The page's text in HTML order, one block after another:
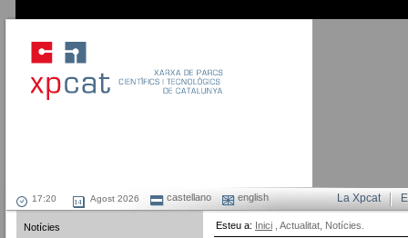
Agost 2026 castellano english La Xpcat
Notícies
Esteu a: Inici , Actualitat, Notícies.